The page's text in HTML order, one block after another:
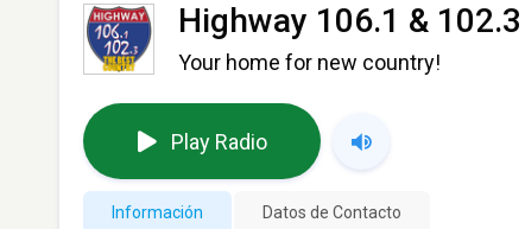
Highway 106.1 &
Your home for new country!
Play Radio
Información Datos de Contacto